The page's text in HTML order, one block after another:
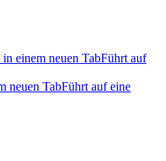
einem neuen TabFührt auf
neuen TabFührt auf eine